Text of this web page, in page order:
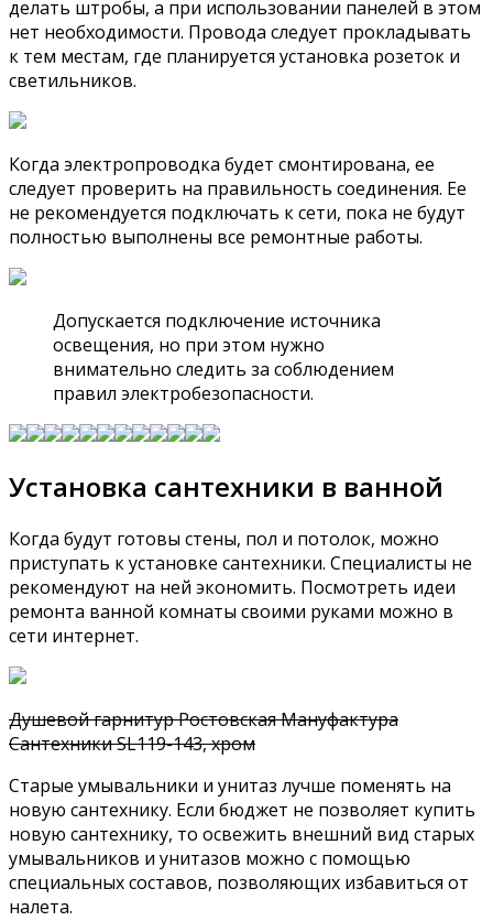
делать штробы, а при использовании панелей в этом
нет необходимости. Провода следует прокладывать
к тем местам, где планируется установка розеток и
светильников.
Когда электропроводка будет смонтирована, ее
следует проверить на правильность соединения. Ее
не рекомендуется подключать к сети, пока не будут
полностью выполнены все ремонтные работы.
Допускается подключение источника
освещения, но при этом нужно
внимательно следить за соблюдением
правил электробезопасности.
Установка сантехники в ванной
Когда будут готовы стены, пол и потолок, можно
приступать к установке сантехники. Специалисты не
рекомендуют на ней экономить. Посмотреть идеи
ремонта ванной комнаты своими руками можно в
сети интернет.
Душевой гарнитур Ростовская Мануфактура
Сантехники SL119-143, хром
Старые умывальники и унитаз лучше поменять на
новую сантехнику. Если бюджет не позволяет купить
новую сантехнику, то освежить внешний вид старых
умывальников и унитазов можно с помощью
специальных составов, позволяющих избавиться от
налета.